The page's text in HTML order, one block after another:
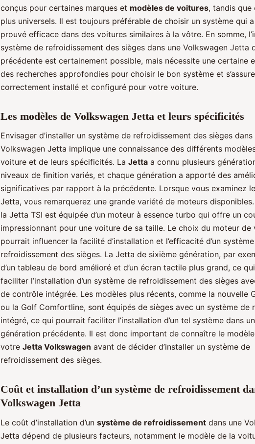
conçus pour certaines marques et modèles de voitures, tandis que
plus universels. Il est toujours préférable de choisir un système qui
prouvé efficace dans des voitures similaires à la vôtre. En somme,
système de refroidissement des sièges dans une Volkswagen Jetta
précédente est certainement possible, mais nécessite une certaine
des recherches approfondies pour choisir le bon système et
correctement installé et configuré pour votre voiture.
Les modèles de Volkswagen Jetta et leurs spécificités
Envisager d’installer un système de refroidissement des sièges
Volkswagen Jetta implique une connaissance des différents
voiture et de leurs spécificités. La Jetta a connu plusieurs
niveaux de finition variés, et chaque génération a apporté des
significatives par rapport à la précédente. Lorsque vous examinez
Jetta, vous remarquerez une grande variété de moteurs
la Jetta TSI est équipée d’un moteur à essence turbo qui offre un
impressionnant pour une voiture de sa taille. Le choix du moteur de
pourrait influencer la facilité d’installation et l’efficacité d’un
refroidissement des sièges. La Jetta de sixième génération, par
d’un tableau de bord amélioré et d’un écran tactile plus grand, ce
faciliter l’installation d’un système de refroidissement des sièges
de contrôle intégrée. Les modèles plus récents, comme la nouvelle
ou la Golf Comfortline, sont équipés de sièges avec un système de
intégré, ce qui pourrait faciliter l’installation d’un tel système dans
génération précédente. Il est donc important de connaître le
votre Jetta Volkswagen avant de décider d’installer un système de
refroidissement des sièges.
Coût et installation d’un système de refroidissement
Volkswagen Jetta
Le coût d’installation d’un système de refroidissement dans une
Jetta dépend de plusieurs facteurs, notamment le modèle de la